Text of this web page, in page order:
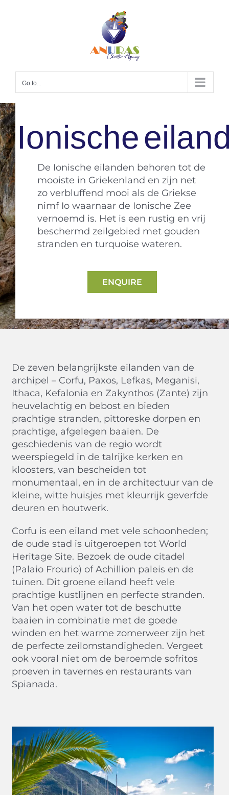
Go to...
De Ionische eilanden behoren tot de
mooiste in Griekenland en zijn net
zo verbluffend mooi als de Griekse
nimf Io waarnaar de Ionische Zee
vernoemd is. Het is een rustig en vrij
beschermd zeilgebied met gouden
stranden en turquoise wateren.
ENQUIRE
De zeven belangrijkste eilanden van de
archipel – Corfu, Paxos, Lefkas, Meganisi,
Ithaca, Kefalonia en Zakynthos (Zante) zijn
heuvelachtig en bebost en bieden
prachtige stranden, pittoreske dorpen en
prachtige, afgelegen baaien. De
geschiedenis van de regio wordt
weerspiegeld in de talrijke kerken en
kloosters, van bescheiden tot
monumentaal, en in de architectuur van de
kleine, witte huisjes met kleurrijk geverfde
deuren en houtwerk.
Corfu is een eiland met vele schoonheden;
de oude stad is uitgeroepen tot World
Heritage Site. Bezoek de oude citadel
(Palaio Frourio) of Achillion paleis en de
tuinen. Dit groene eiland heeft vele
prachtige kustlijnen en perfecte stranden.
Van het open water tot de beschutte
baaien in combinatie met de goede
winden en het warme zomerweer zijn het
de perfecte zeilomstandigheden. Vergeet
ook vooral niet om de beroemde sofritos
proeven in tavernes en restaurants van
Spianada.